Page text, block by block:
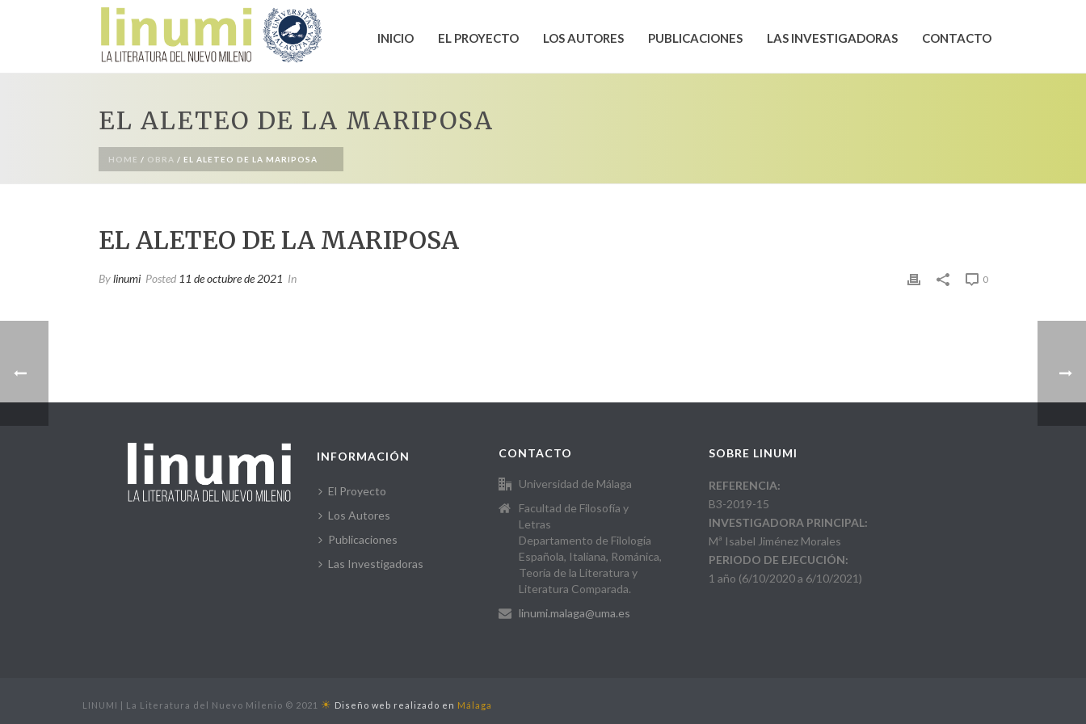
INICIO EL PROYECTO LOS AUTORES PUBLICACIONES LAS INVESTIGADORAS CONTACTO
EL ALETEO DE LA MARIPOSA
HOME / OBRA / EL ALETEO DE LA MARIPOSA
EL ALETEO DE LA MARIPOSA
Bylinumi Posted 11 de octubre de 2021 In 0
INFORMACIÓN
El Proyecto
Los Autores
Publicaciones
Las Investigadoras
CONTACTO
Universidad de Málaga
Facultad de Filosofía y
Letras
Departamento de Filología
Española, Italiana, Románica,
Teoría de la Literatura y
Literatura Comparada.
linumi.malaga@uma.es
SOBRE LINUMI
REFERENCIA:
B3-2019-15
INVESTIGADORA PRINCIPAL:
Mª Isabel Jiménez Morales
PERIODO DE EJECUCIÓN:
1 año (6/10/2020 a 6/10/2021)
LINUMI | La Literatura del Nuevo Milenio © 2021 ☀ Diseño web realizado en Málaga